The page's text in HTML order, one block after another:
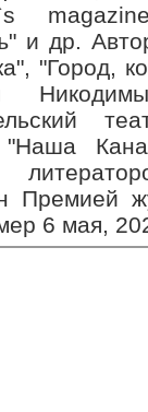
и др.
"Город,
"Наша
Премией
6 мая,